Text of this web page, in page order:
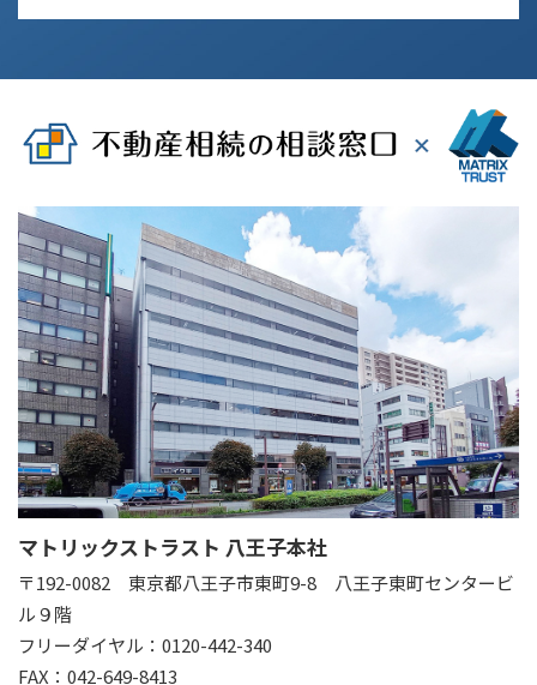
マトリックストラスト 八王子本社
〒192-0082 東京都八王子市東町9-8 八王子東町センタービ
ル９階
フリーダイヤル：0120-442-340
FAX：042-649-8413